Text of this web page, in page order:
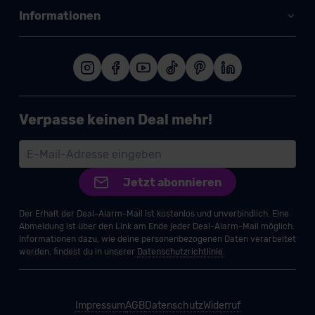
Informationen
Verpasse keinen Deal mehr!
Jetzt abonnieren
Der Erhalt der Deal-Alarm-Mail ist kostenlos und unverbindlich. Eine
Abmeldung ist über den Link am Ende jeder Deal-Alarm-Mail möglich.
Informationen dazu, wie deine personenbezogenen Daten verarbeitet
werden, findest du in unserer Datenschutzrichtlinie.
ImpressumAGBDatenschutzWiderruf